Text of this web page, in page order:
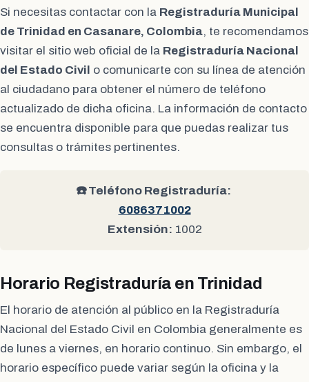
Si necesitas contactar con la Registraduría Municipal
de Trinidad en Casanare, Colombia, te recomendamos
visitar el sitio web oficial de la Registraduría Nacional
del Estado Civil o comunicarte con su línea de atención
al ciudadano para obtener el número de teléfono
actualizado de dicha oficina. La información de contacto
se encuentra disponible para que puedas realizar tus
consultas o trámites pertinentes.
☎️ Teléfono Registraduría:
6086371002
Extensión: 1002
Horario Registraduría en Trinidad
El horario de atención al público en la Registraduría
Nacional del Estado Civil en Colombia generalmente es
de lunes a viernes, en horario continuo. Sin embargo, el
horario específico puede variar según la oficina y la